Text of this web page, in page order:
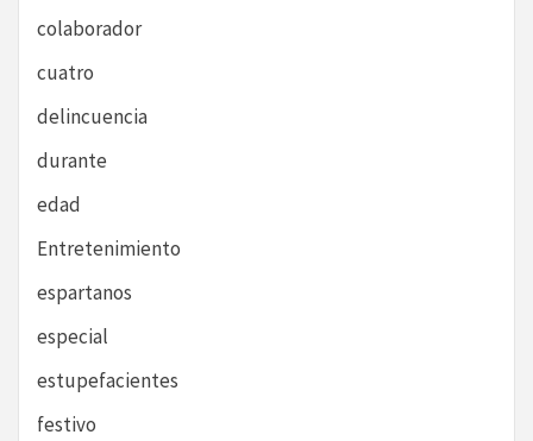
colaborador
cuatro
delincuencia
durante
edad
Entretenimiento
espartanos
especial
estupefacientes
festivo